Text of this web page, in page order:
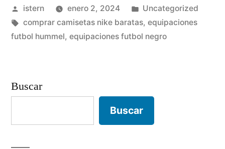
Publicado
por
istern enero 2, 2024
Publicado
en
Uncategorized
Etiquetas:
comprar camisetas nike baratas, equipaciones
futbol hummel, equipaciones futbol negro
Buscar
Buscar